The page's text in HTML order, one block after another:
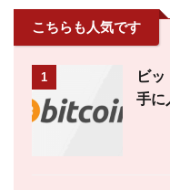
こちらも人気です
1
ビ
手に